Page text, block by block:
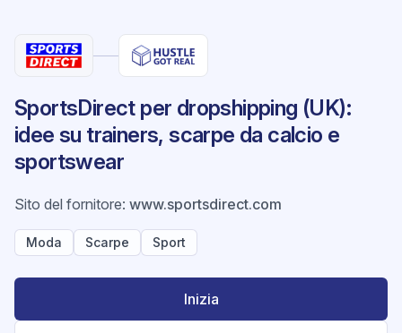
SportsDirect per dropshipping (UK):
idee su trainers, scarpe da calcio e
sportswear
Sito del fornitore: www.sportsdirect.com
Moda Scarpe Sport
Inizia